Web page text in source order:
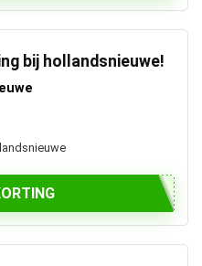
bij hollandsnieuwe!